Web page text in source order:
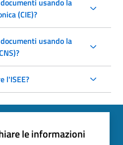
(CIE)?
usando la
l'ISEE?
le informazioni